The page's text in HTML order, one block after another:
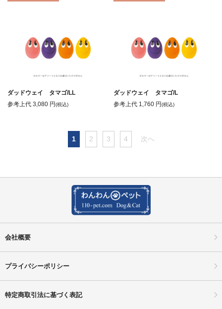
ダッドウェイ タマゴ/LL
参考上代 3,080 円(税込)
ダッドウェイ タマゴ/L
参考上代 1,760 円(税込)
1 2 3 4 次へ
会社概要
プライバシーポリシー
特定商取引法に基づく表記